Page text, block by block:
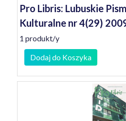
Pro Libris: Lubuskie
Kulturalne nr 4(29)
1 produkt/y
Dodaj do Koszyka